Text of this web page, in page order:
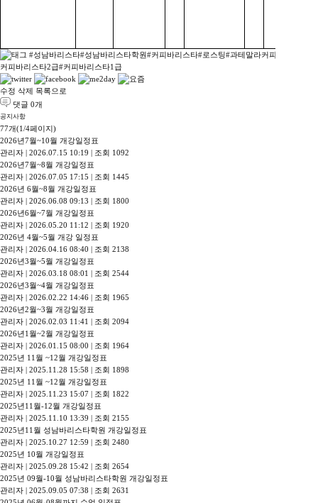
#성남바리스타#성남바리스타학원#커피바리스타#로스팅#과테말라커피#라떼아트#
커피바리스타2급#커피바리스타1급
수정 삭제 목록으로
댓글 0개
공지사항
77개(1/4페이지)
2026년7월~10월 개강일정표
관리자 | 2026.07.15 10:19 | 조회 1092
2026년7월~8월 개강일정표
관리자 | 2026.07.05 17:15 | 조회 1445
2026년 6월~8월 개강일정표
관리자 | 2026.06.08 09:13 | 조회 1800
2026년6월~7월 개강일정표
관리자 | 2026.05.20 11:12 | 조회 1920
2026년 4월~5월 개강 일정표
관리자 | 2026.04.16 08:40 | 조회 2138
2026년3월~5월 개강일정표
관리자 | 2026.03.18 08:01 | 조회 2544
2026년3월~4월 개강일정표
관리자 | 2026.02.22 14:46 | 조회 1965
2026년2월~3월 개강일정표
관리자 | 2026.02.03 11:41 | 조회 2094
2026년1월~2월 개강일정표
관리자 | 2026.01.15 08:00 | 조회 1964
2025년 11월 ~12월 개강일정표
관리자 | 2025.11.28 15:58 | 조회 1898
2025년 11월 ~12월 개강일정표
관리자 | 2025.11.23 15:07 | 조회 1822
2025년11월-12월 개강일정표
관리자 | 2025.11.10 13:39 | 조회 2155
2025년11월 성남바리스타학원 개강일정표
관리자 | 2025.10.27 12:59 | 조회 2480
2025년 10월 개강일정표
관리자 | 2025.09.28 15:42 | 조회 2654
2025년 09월-10월 성남바리스타학원 개강일정표
관리자 | 2025.09.05 07:38 | 조회 2631